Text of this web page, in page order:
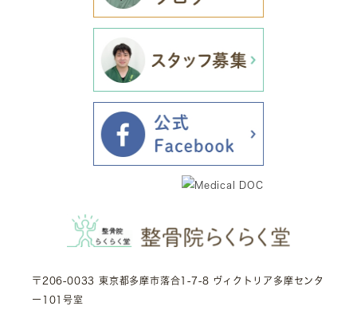
〒206-0033 東京都多摩市落合1-7-8 ヴィクトリア多摩センタ
ー101号室